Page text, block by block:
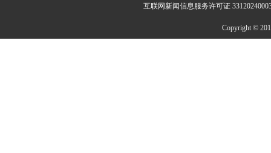
互联网新闻信息服务许可证
Copyright ©